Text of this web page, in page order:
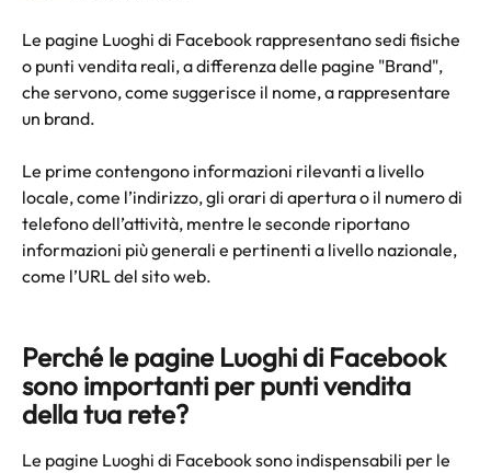
Le pagine Luoghi di Facebook rappresentano sedi fisiche
o punti vendita reali, a differenza delle pagine "Brand",
che servono, come suggerisce il nome, a rappresentare
un brand.
Le prime contengono informazioni rilevanti a livello
locale, come l’indirizzo, gli orari di apertura o il numero di
telefono dell’attività, mentre le seconde riportano
informazioni più generali e pertinenti a livello nazionale,
come l’URL del sito web.
Perché le pagine Luoghi di Facebook
sono importanti per punti vendita
della tua rete?
Le pagine Luoghi di Facebook sono indispensabili per le